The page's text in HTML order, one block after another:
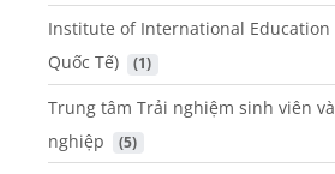
Institute of International Education
Quốc Tế)
(1)
Trung tâm Trải nghiệm sinh viên
nghiệp
(5)